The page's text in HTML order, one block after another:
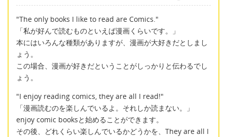
"The only books I like to read are Comics."
「私が好んで読むものといえば漫画くらいです。」
本にはいろんな種類がありますが、漫画が大好きだとしまし
ょう。
この場合、漫画が好きだということがしっかりと伝わるでし
ょう。
"I enjoy reading comics, they are all I read!"
「漫画読むのを楽しんでいるよ。それしか読まない。」
enjoy comic booksと始めることができます。
その後、どれくらい楽しんでいるかどうかを、They are all I